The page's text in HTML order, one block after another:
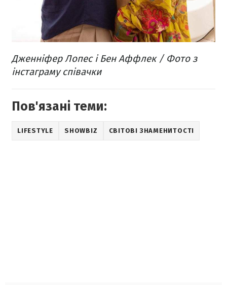
Дженніфер Лопес і Бен Аффлек / Фото з
інстаграму співачки
Пов'язані теми:
LIFESTYLE SHOWBIZ СВІТОВІ ЗНАМЕНИТОСТІ